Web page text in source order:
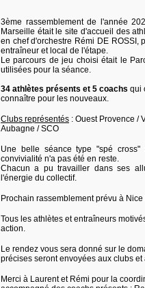
3ème rassemblement de l'année
Marseille était le site d'accueil des
en chef d'orchestre Rémi DE ROSSI,
entraîneur et local de l'étape.
Le parcours de jeu choisi était le
utilisées pour la séance.
34 athlètes présents et 5 coachs qui
connaître pour les nouveaux.
Clubs représentés : Ouest Provence /
Aubagne / SCO
Une belle séance type "spé
convivialité n'a pas été en reste.
Chacun a pu travailler dans ses
l'énergie du collectif.
Prochain rassemblement prévu à
Tous les athlètes et entraîneurs
action.
Le rendez vous sera donné sur le
précises seront envoyées aux clubs
Merci à Laurent et Rémi pour la